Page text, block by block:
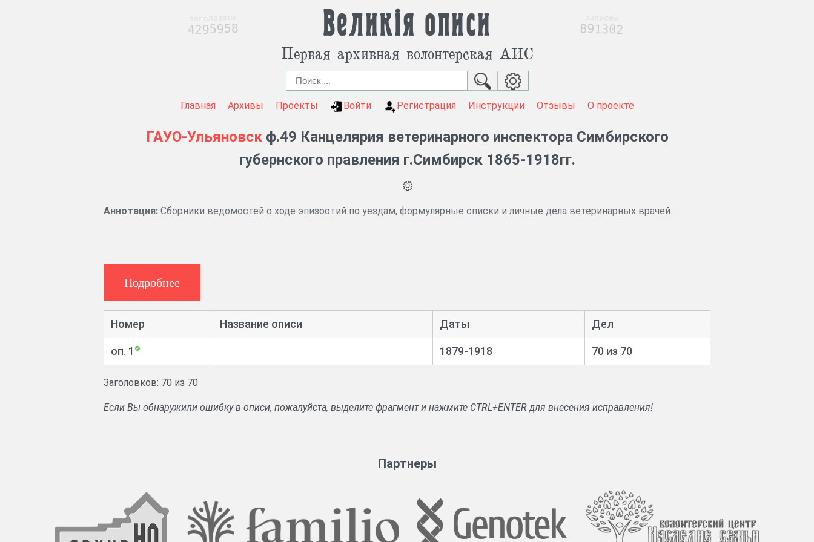
Великія описи
Первая архивная волонтерская АИС
Главная Архивы Проекты Войти Регистрация Инструкции Отзывы О проекте
ГАУО-Ульяновскф.49 Канцелярия ветеринарного инспектора Симбирского
губернского правления г.Симбирск 1865-1918гг.
Аннотация: Сборники ведомостей о ходе эпизоотий по уездам, формулярные списки и личные дела ветеринарных врачей.
Подробнее
Номер Название описи Даты Дел
оп. 1 1879-1918 70 из 70
Заголовков: 70 из 70
Если Вы обнаружили ошибку в описи, пожалуйста, выделите фрагмент и нажмите CTRL+ENTER для внесения исправления!
Партнеры
4295958 891302